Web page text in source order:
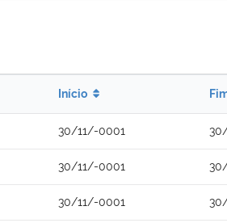
Início
30/11/-0001
30/11/-0001
30/11/-0001